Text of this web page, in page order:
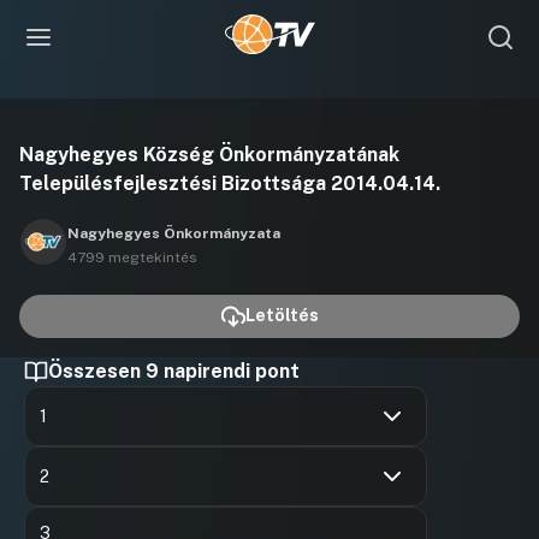
lejátszása
Nagyhegyes Község Önkormányzatának
Településfejlesztési Bizottsága 2014.04.14.
Nagyhegyes Önkormányzata
4799 megtekintés
Letöltés
Összesen 9 napirendi pont
1
2
3